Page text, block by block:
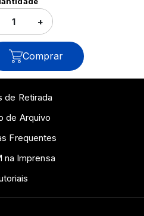
+
Comprar
de Retirada
de Arquivo
Frequentes
na Imprensa